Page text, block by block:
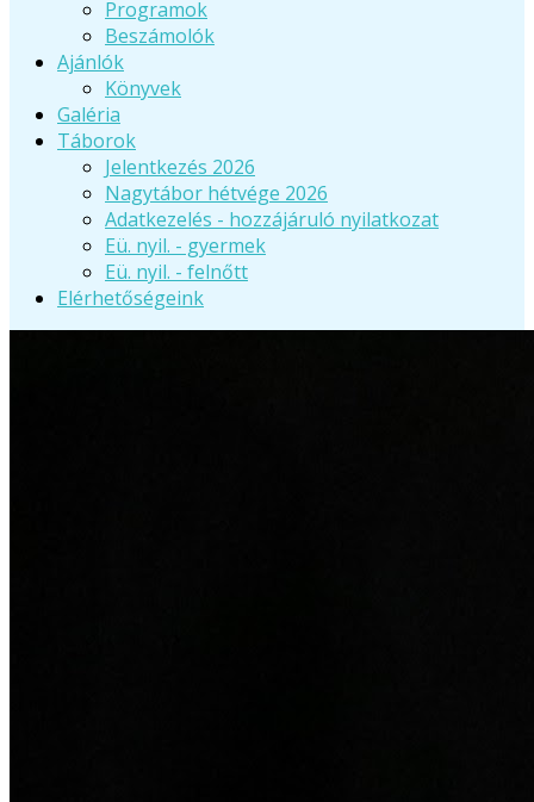
Programok
Beszámolók
Ajánlók
Könyvek
Galéria
Táborok
Jelentkezés 2026
Nagytábor hétvége 2026
Adatkezelés - hozzájáruló nyilatkozat
Eü. nyil. - gyermek
Eü. nyil. - felnőtt
Elérhetőségeink